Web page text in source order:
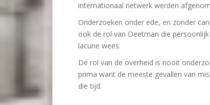
internationaal netwerk werden
Onderzoeken onder ede, en zonder
ook de rol van Deetman die
lacune wees.
De rol van de overheid is nooit
prima want de meeste gevallen van
die tijd.